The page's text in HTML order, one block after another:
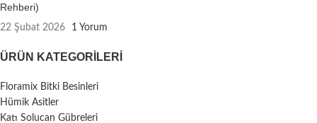
Rehberi)
22 Şubat 2026 1 Yorum
ÜRÜN KATEGORILERI
Floramix Bitki Besinleri
Hümik Asitler
Katı Solucan Gübreleri